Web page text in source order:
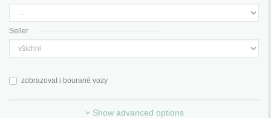
Seller
zobrazovat i bourané vozy
Show advanced options